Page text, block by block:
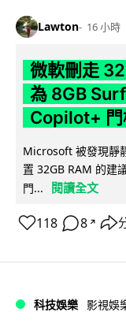
Lawton 16 小時
微軟刪走
為 8GB
Copilot+ 門
Microsoft 被發現靜
置 32GB RAM 的建
門...
閱讀全文
118 8 ↗
科技娛樂 影視娛